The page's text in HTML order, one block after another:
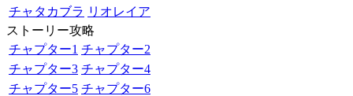
チャタカブラ リオレイア
ストーリー攻略
チャプター1 チャプター2
チャプター3 チャプター4
チャプター5 チャプター6